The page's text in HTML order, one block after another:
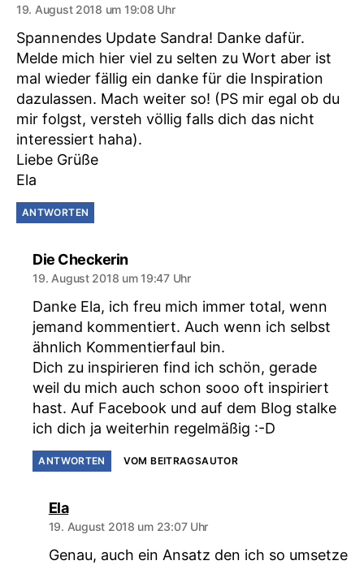
19. August 2018 um 19:08 Uhr
Spannendes Update Sandra! Danke dafür.
Melde mich hier viel zu selten zu Wort aber ist
mal wieder fällig ein danke für die Inspiration
dazulassen. Mach weiter so! (PS mir egal ob du
mir folgst, versteh völlig falls dich das nicht
interessiert haha).
Liebe Grüße
Ela
ANTWORTEN
Die Checkerinsagt:
19. August 2018 um 19:47 Uhr
Danke Ela, ich freu mich immer total, wenn
jemand kommentiert. Auch wenn ich selbst
ähnlich Kommentierfaul bin.
Dich zu inspirieren find ich schön, gerade
weil du mich auch schon sooo oft inspiriert
hast. Auf Facebook und auf dem Blog stalke
ich dich ja weiterhin regelmäßig :-D
ANTWORTEN VOM BEITRAGSAUTOR
Elasagt:
19. August 2018 um 23:07 Uhr
Genau, auch ein Ansatz den ich so umsetze